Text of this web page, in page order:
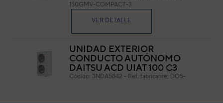
150GMV-COMPACT-3
VER DETALLE
UNIDAD EXTERIOR
CONDUCTO AUTÓNOMO
DAITSU ACD UIAT 100 C3
Código: 3NDA5842 - Ref. fabricante: DOS-